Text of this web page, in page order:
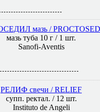
мазь /
мазь туба 10 г / 1 шт.
Sanofi-Aventis
РЕЛИФ свечи / RELIEF
супп. ректал. / 12 шт.
Instituto de Angeli